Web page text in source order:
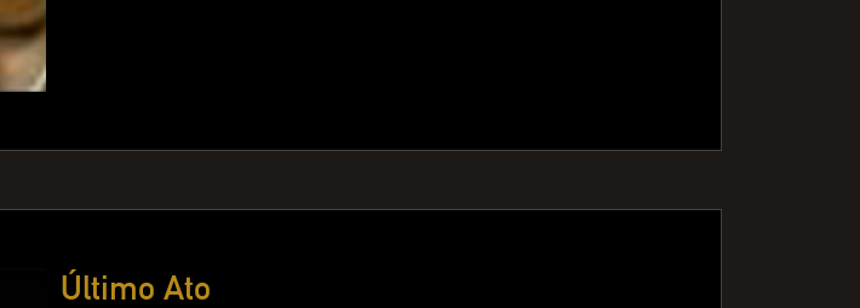
Último Ato